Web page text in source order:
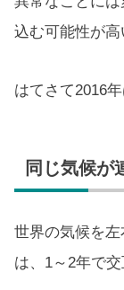
込む可能性が高
はてさて2016
同じ気候が
世界の気候を
は、1～2年で